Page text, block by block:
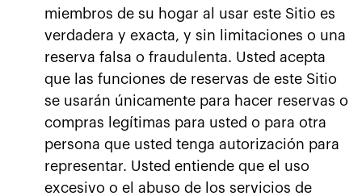
miembros de su hogar al usar este Sitio es
verdadera y exacta, y sin limitaciones o una
reserva falsa o fraudulenta. Usted acepta
que las funciones de reservas de este Sitio
se usarán únicamente para hacer reservas o
compras legítimas para usted o para otra
persona que usted tenga autorización para
representar. Usted entiende que el uso
excesivo o el abuso de los servicios de